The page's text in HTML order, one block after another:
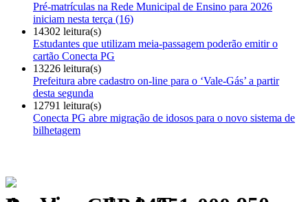
Pré-matrículas na Rede Municipal de Ensino para 2026
iniciam nesta terça (16)
14302 leitura(s)
Estudantes que utilizam meia-passagem poderão emitir o
cartão Conecta PG
13226 leitura(s)
Prefeitura abre cadastro on-line para o ‘Vale-Gás’ a partir
desta segunda
12791 leitura(s)
Conecta PG abre migração de idosos para o novo sistema de
bilhetagem